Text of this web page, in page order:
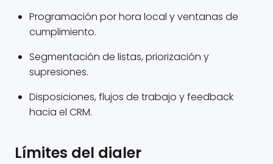
Programación por hora local y ventanas de
cumplimiento.
Segmentación de listas, priorización y
supresiones.
Disposiciones, flujos de trabajo y feedback
hacia el CRM.
Límites del dialer